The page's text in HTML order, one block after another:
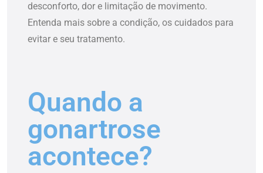
desconforto, dor e limitação de movimento.
Entenda mais sobre a condição, os cuidados para
evitar e seu tratamento.
Quando a
gonartrose
acontece?